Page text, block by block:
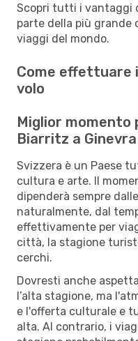
Scopri tutti i vantaggi
parte della più grande
viaggi del mondo.
Come effettuare
volo
Miglior momento
Biarritz a Ginevra
Svizzera è un Paese
cultura e arte. Il
dipenderà sempre
naturalmente, dal
effettivamente per
città, la stagione
cerchi.
Dovresti anche
l’alta stagione, ma
e l'offerta culturale e
alta. Al contrario, i